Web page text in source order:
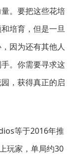
。要把这些花培
培育，但是一旦
因为还有其他人
。你需要寻求这
，获得真正的启
等于2016年推
玩家，单局约30